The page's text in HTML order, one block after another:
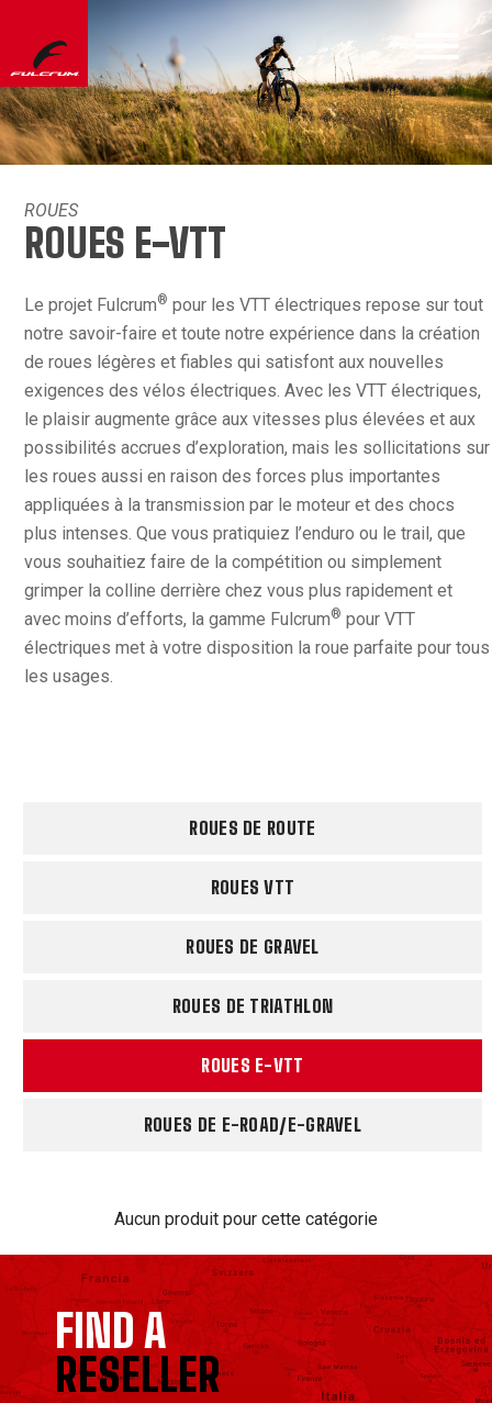
ROUES
ROUES E-VTT
Le projet Fulcrum® pour les VTT électriques repose sur tout
notre savoir-faire et toute notre expérience dans la création
de roues légères et fiables qui satisfont aux nouvelles
exigences des vélos électriques. Avec les VTT électriques,
le plaisir augmente grâce aux vitesses plus élevées et aux
possibilités accrues d’exploration, mais les sollicitations sur
les roues aussi en raison des forces plus importantes
appliquées à la transmission par le moteur et des chocs
plus intenses. Que vous pratiquiez l’enduro ou le trail, que
vous souhaitiez faire de la compétition ou simplement
grimper la colline derrière chez vous plus rapidement et
avec moins d’efforts, la gamme Fulcrum® pour VTT
électriques met à votre disposition la roue parfaite pour tous
les usages.
ROUES DE ROUTE
ROUES VTT
ROUES DE GRAVEL
ROUES DE TRIATHLON
ROUES E-VTT
ROUES DE E-ROAD/E-GRAVEL
Aucun produit pour cette catégorie
FIND A
RESELLER